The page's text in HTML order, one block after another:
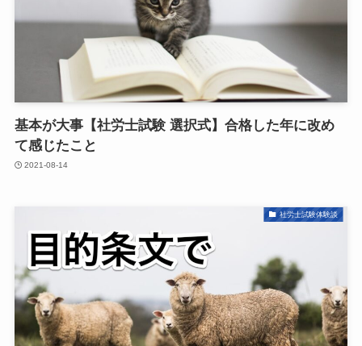
基本が大事【社労士試験 選択式】合格した年に改め
て感じたこと
2021-08-14
社労士試験体験談